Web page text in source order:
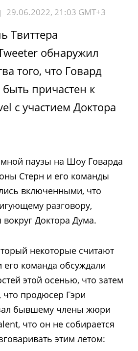
| 29.06.2022, 21:03 GMT+3
Твиттера
обнаружил
того, что Говард
причастен к
с участием Доктора
паузы на Шоу Говарда
Стерн и его команды
включенными, что
разговору,
Доктора Дума.
некоторые считают
его команда обсуждали
этой осенью, что затем
что продюсер Гэри
бывшему члены жюри
что он не собирается
этим летом: